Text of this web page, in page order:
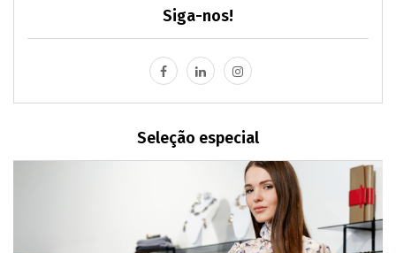
Siga-nos!
Seleção especial